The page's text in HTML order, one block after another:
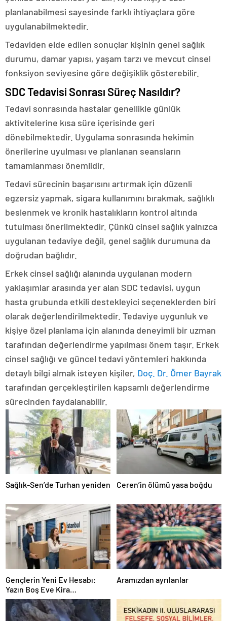
planlanabilmesi sayesinde farklı ihtiyaçlara göre
uygulanabilmektedir.
Tedaviden elde edilen sonuçlar kişinin genel sağlık
durumu, damar yapısı, yaşam tarzı ve mevcut cinsel
fonksiyon seviyesine göre değişiklik gösterebilir.
SDC Tedavisi Sonrası Süreç Nasıldır?
Tedavi sonrasında hastalar genellikle günlük
aktivitelerine kısa süre içerisinde geri
dönebilmektedir. Uygulama sonrasında hekimin
önerilerine uyulması ve planlanan seansların
tamamlanması önemlidir.
Tedavi sürecinin başarısını artırmak için düzenli
egzersiz yapmak, sigara kullanımını bırakmak, sağlıklı
beslenmek ve kronik hastalıkların kontrol altında
tutulması önerilmektedir. Çünkü cinsel sağlık yalnızca
uygulanan tedaviye değil, genel sağlık durumuna da
doğrudan bağlıdır.
Erkek cinsel sağlığı alanında uygulanan modern
yaklaşımlar arasında yer alan SDC tedavisi, uygun
hasta grubunda etkili destekleyici seçeneklerden biri
olarak değerlendirilmektedir. Tedaviye uygunluk ve
kişiye özel planlama için alanında deneyimli bir uzman
tarafından değerlendirme yapılması önem taşır. Erkek
cinsel sağlığı ve güncel tedavi yöntemleri hakkında
detaylı bilgi almak isteyen kişiler, Doç. Dr. Ömer Bayrak
tarafından gerçekleştirilen kapsamlı değerlendirme
sürecinden faydalanabilir.
Sağlık-Sen’de Turhan yeniden Ceren’in ölümü yasa boğdu
Gençlerin Yeni Ev Hesabı:
Yazın Boş Eve Kira
Ödenmeyecek
Aramızdan ayrılanlar